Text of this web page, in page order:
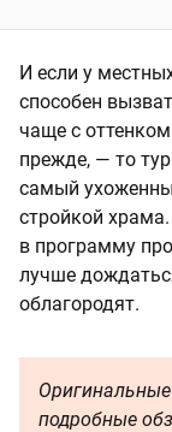
И если у
способен
чаще с оттенком
прежде, — то
самый
стройкой
в программу
лучше
облагородят.
подробные